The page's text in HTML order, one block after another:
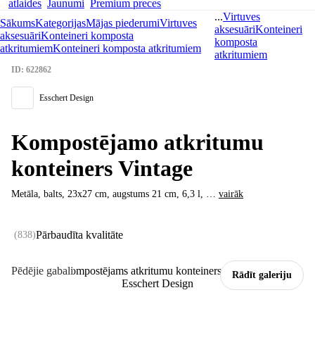
atlaides Jaunumi Premium preces
SākumsKategorijasMājas piederumiVirtuves
aksesuāriKonteineri komposta
atkritumiemKonteineri komposta atkritumiem
...Virtuves
aksesuāriKonteineri
komposta
atkritumiem
Rādīt galeriju
Pēdējie gabali
ID: 622862
Esschert Design
Kompostējamo atkritumu
konteiners Vintage
Metāla, balts, 23x27 cm, augstums 21 cm, 6,3 l, … vairāk
(838)Pārbaudīta kvalitāte